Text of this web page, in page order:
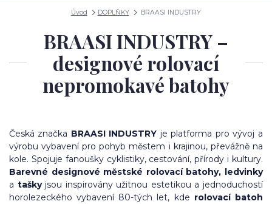
Úvod DOPLŇKY BRAASI INDUSTRY
BRAASI INDUSTRY –
designové rolovací
nepromokavé batohy
Česká značka BRAASI INDUSTRY je platforma pro vývoj a
výrobu vybavení pro pohyb městem i krajinou, převážně na
kole. Spojuje fanoušky cyklistiky, cestování, přírody i kultury.
Barevné designové městské rolovací batohy, ledvinky
a tašky jsou inspirovány užitnou estetikou a jednoduchostí
horolezeckého vybavení 80-tých let, kde rolovací batoh